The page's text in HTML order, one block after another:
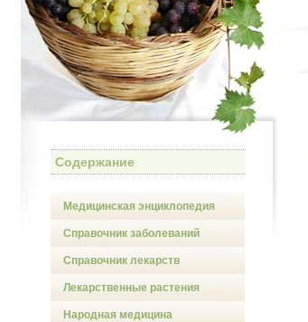
Содержание
Медицинская энциклопедия
Справочник заболеваний
Справочник лекарств
Лекарственные растения
Народная медицина